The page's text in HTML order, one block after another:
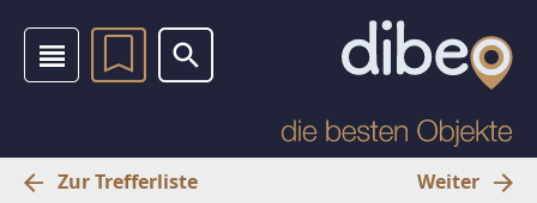
Zur Trefferliste Weiter